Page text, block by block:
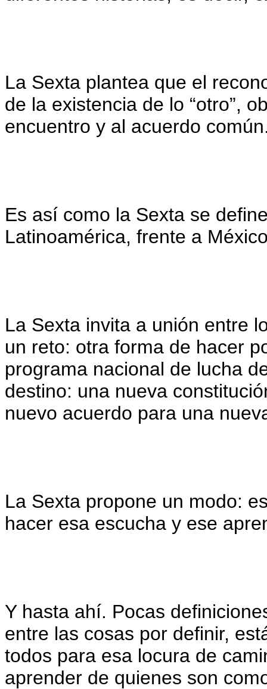
La Sexta plantea que el
de la existencia de lo “otro”,
encuentro y al acuerdo
Es así como la Sexta se
Latinoamérica, frente a
La Sexta invita a unión entre
un reto: otra forma de hacer
programa nacional de lucha
destino: una nueva
nuevo acuerdo para una
La Sexta propone un modo:
hacer esa escucha y ese
Y hasta ahí. Pocas
entre las cosas por definir,
todos para esa locura de
aprender de quienes son